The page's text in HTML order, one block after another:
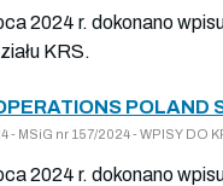
2024 r. dokonano
KRS.
- MSiG nr 157/2024 - WPISY DO
2024 r. dokonano